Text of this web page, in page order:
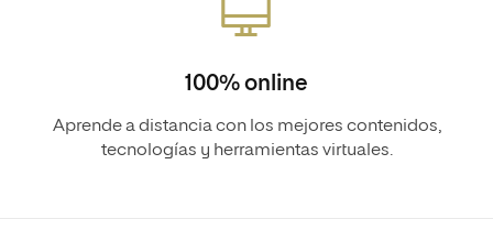
100% online
Aprende a distancia con los mejores contenidos,
tecnologías y herramientas virtuales.